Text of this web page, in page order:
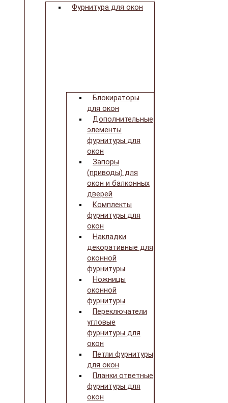
Фурнитура для окон
Блокираторы
для окон
Дополнительные
элементы
фурнитуры для
окон
Запоры
(приводы) для
окон и балконных
дверей
Комплекты
фурнитуры для
окон
Накладки
декоративные для
оконной
фурнитуры
Ножницы
оконной
фурнитуры
Переключатели
угловые
фурнитуры для
окон
Петли фурнитуры
для окон
Планки ответные
фурнитуры для
окон